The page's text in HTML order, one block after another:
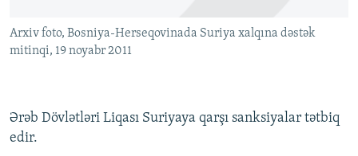
AZADLIQRADIOSU MOBIL TELEFONUNUZDA
RFE/RL-in bütün saytları
Arxiv foto, Bosniya-Herseqovinada Suriya xalqına dəstək
mitinqi, 19 noyabr 2011
Ərəb Dövlətləri Liqası Suriyaya qarşı sanksiyalar tətbiq
edir.